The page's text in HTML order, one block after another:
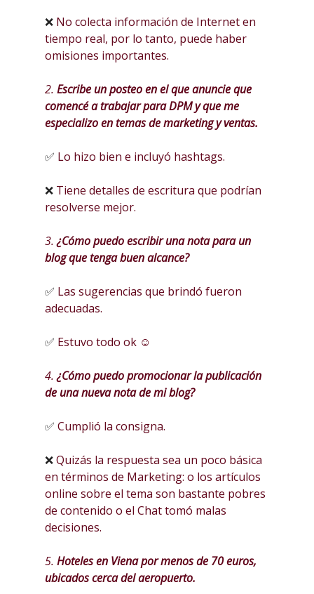
❌ No colecta información de Internet en
tiempo real, por lo tanto, puede haber
omisiones importantes.
2. Escribe un posteo en el que anuncie que
comencé a trabajar para DPM y que me
especializo en temas de marketing y ventas.
✅ Lo hizo bien e incluyó hashtags.
❌ Tiene detalles de escritura que podrían
resolverse mejor.
3.¿Cómo puedo escribir una nota para un
blog que tenga buen alcance?
✅ Las sugerencias que brindó fueron
adecuadas.
✅ Estuvo todo ok ☺
4.¿Cómo puedo promocionar la publicación
de una nueva nota de mi blog?
✅ Cumplió la consigna.
❌Quizás la respuesta sea un poco básica
en términos de Marketing: o los artículos
online sobre el tema son bastante pobres
de contenido o el Chat tomó malas
decisiones.
5. Hoteles en Viena por menos de 70 euros,
ubicados cerca del aeropuerto.